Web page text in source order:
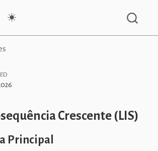
Crescente (LIS)
Principal